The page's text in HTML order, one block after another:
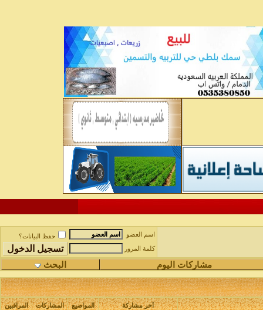
اسم العضو
حفظ البيانات؟
كلمة المرور
مشاركات اليوم البحث
آخر مشاركة المواضيع المشاركات المراقبين